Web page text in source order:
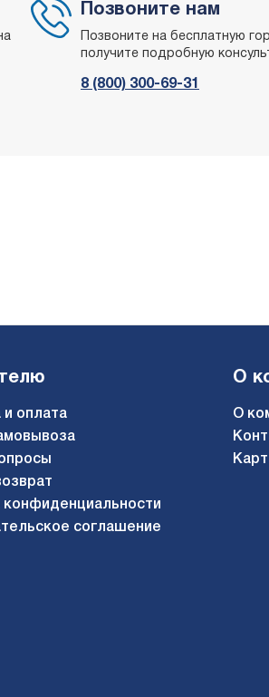
Позвоните нам
Позвоните на бесплатную
получите подробную
8 (800) 300-69-31
и оплата
конфиденциальности
соглашение
О
О